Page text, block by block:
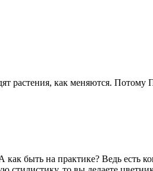
растения, как меняются.
А как быть на практике? Ведь